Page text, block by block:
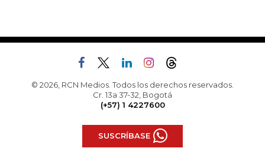
© 2026, RCN Medios. Todos los derechos reservados.
Cr. 13a 37-32, Bogotá
(+57) 1 4227600
SUSCRÍBASE